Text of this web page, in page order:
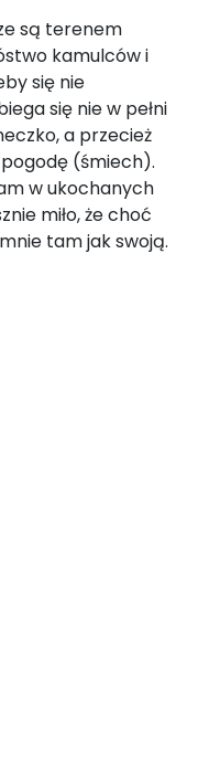
są terenem
kamulców i
się nie
się nie w pełni
a przecież
(śmiech).
w ukochanych
miło, że choć
tam jak swoją.